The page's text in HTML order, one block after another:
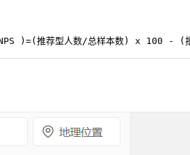
)=(推荐型人数/总样本数) x 100 - (